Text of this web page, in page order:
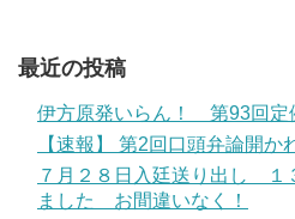
最近の投稿
伊方原発いらん！ 第93回
【速報】 第2回口頭弁論開か
７月２８日入廷送り出し １
ました お間違いなく！